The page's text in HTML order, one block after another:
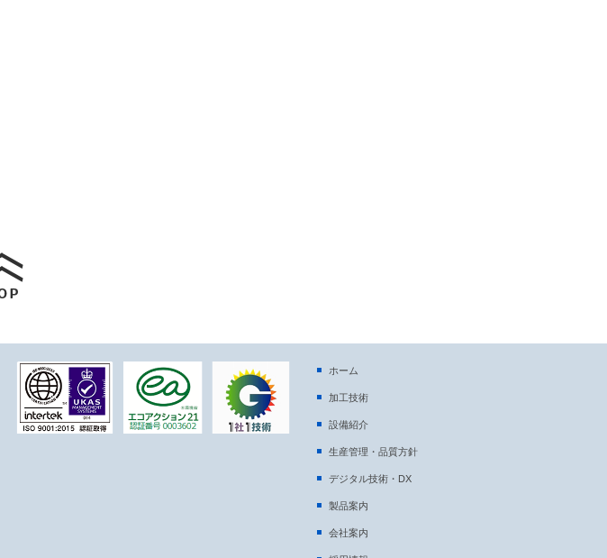
ホーム
加工技術
設備紹介
生産管理・品質方針
デジタル技術・DX
製品案内
会社案内